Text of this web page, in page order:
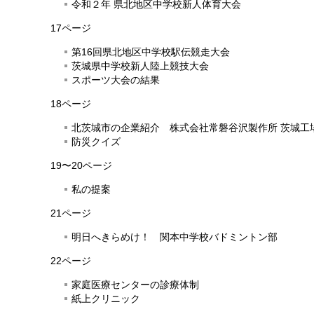
令和２年 県北地区中学校新人体育大会
17ページ
第16回県北地区中学校駅伝競走大会
茨城県中学校新人陸上競技大会
スポーツ大会の結果
18ページ
北茨城市の企業紹介 株式会社常磐谷沢製作所 茨城工
防災クイズ
19〜20ページ
私の提案
21ページ
明日へきらめけ！ 関本中学校バドミントン部
22ページ
家庭医療センターの診療体制
紙上クリニック